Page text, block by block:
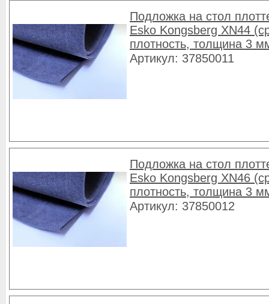
Подложка на стол
Esko Kongsberg XN44
плотность, толщина 3
Артикул: 37850011
Подложка на стол
Esko Kongsberg XN46
плотность, толщина 3
Артикул: 37850012